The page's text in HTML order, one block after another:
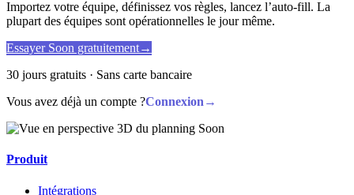
Importez votre équipe, définissez vos règles, lancez l’auto-fill. La
plupart des équipes sont opérationnelles le jour même.
Essayer Soon gratuitement→
30 jours gratuits · Sans carte bancaire
Vous avez déjà un compte ?Connexion →
Produit
Intégrations